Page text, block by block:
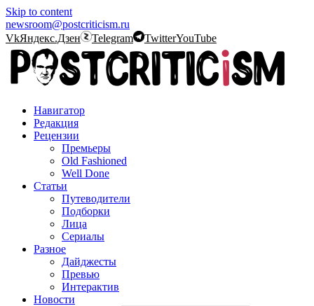
Skip to content
newsroom@postcriticism.ru
VkЯндекс.Дзен Telegram TwitterYouTube
Навигатор
Редакция
Рецензии
Премьеры
Old Fashioned
Well Done
Статьи
Путеводители
Подборки
Лица
Сериалы
Разное
Дайджесты
Превью
Интерактив
Новости